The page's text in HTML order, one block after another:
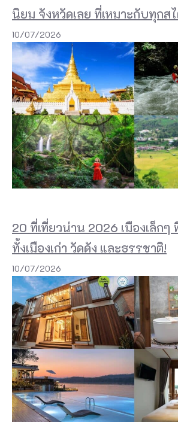
นิยม จังหวัดเลย ที่เหมาะกับทุกส
10/07/2026
20 ที่เที่ยวน่าน 2026 เมืองเล็กๆ
ทั้งเมืองเก่า วัดดัง และธรรชาติ!
10/07/2026